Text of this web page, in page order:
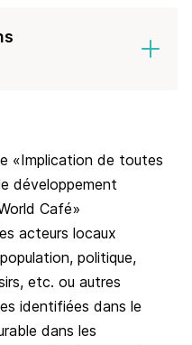
«Implication de toutes
développement
Café»
acteurs locaux
politique,
etc. ou autres
identifiées dans le
dans les